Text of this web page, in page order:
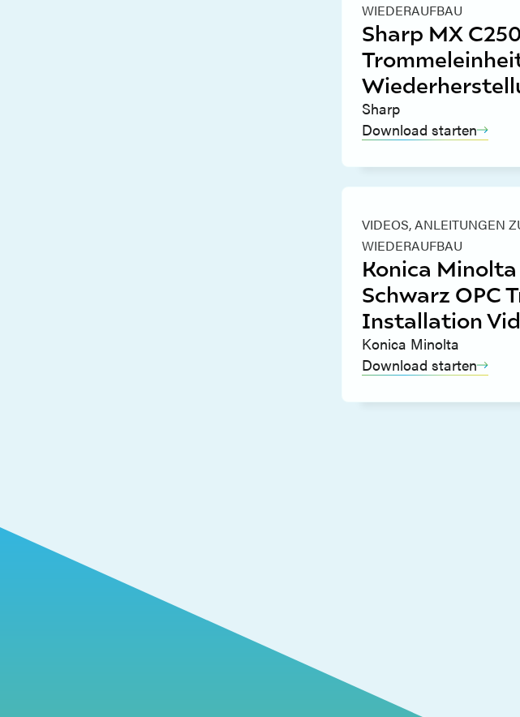
WIEDERAUFBAU
Sharp MX
Sharp
Download starten
VIDEOS,ANLEITUNGEN
WIEDERAUFBAU
Konica
Schwarz OPC
Installation
Konica Minolta
Download starten